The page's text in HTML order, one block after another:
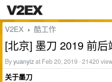
V2EX › 酷工作
[北京] 墨刀 2019 前
Byyuanyizat Feb 20, 2019 · 21420
关于墨刀